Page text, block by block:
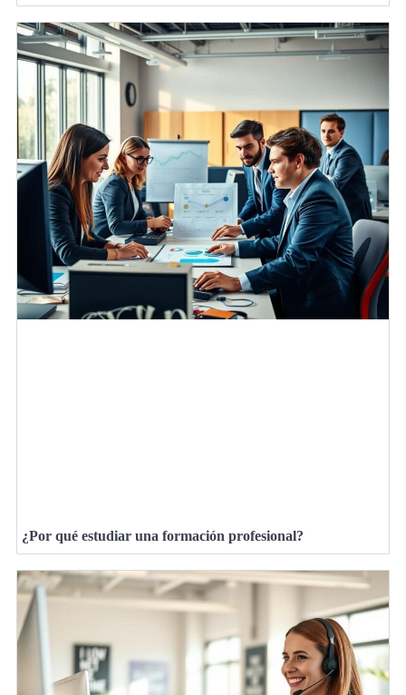
¿Por qué estudiar una formación profesional?